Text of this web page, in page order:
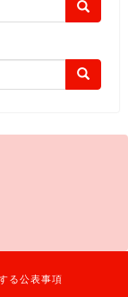
る公表事項